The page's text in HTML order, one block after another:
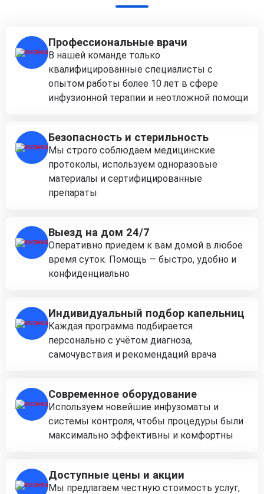
Профессиональные врачи
В нашей команде только
квалифицированные специалисты с
опытом работы более 10 лет в сфере
инфузионной терапии и неотложной помощи
Безопасность и стерильность
Мы строго соблюдаем медицинские
протоколы, используем одноразовые
материалы и сертифицированные
препараты
Выезд на дом 24/7
Оперативно приедем к вам домой в любое
время суток. Помощь — быстро, удобно и
конфиденциально
Индивидуальный подбор капельниц
Каждая программа подбирается
персонально с учётом диагноза,
самочувствия и рекомендаций врача
Современное оборудование
Используем новейшие инфузоматы и
системы контроля, чтобы процедуры были
максимально эффективны и комфортны
Доступные цены и акции
Мы предлагаем честную стоимость услуг,